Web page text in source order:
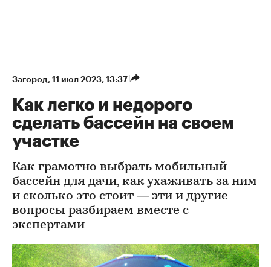
Загород⁠, 11 июл 2023, 13:37
Как легко и недорого
сделать бассейн на своем
участке
Как грамотно выбрать мобильный
бассейн для дачи, как ухаживать за ним
и сколько это стоит — эти и другие
вопросы разбираем вместе с
экспертами